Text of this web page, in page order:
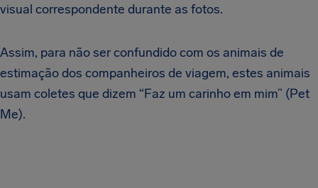
visual correspondente durante as fotos.
Assim, para não ser confundido com os animais de
estimação dos companheiros de viagem, estes animais
usam coletes que dizem “Faz um carinho em mim” (Pet
Me).